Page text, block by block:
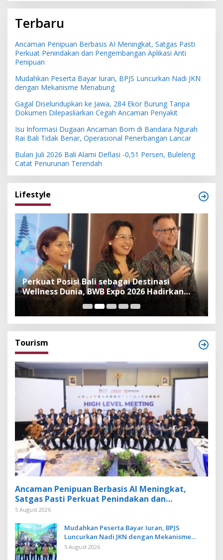
Terbaru
Ancaman Penipuan Berbasis AI Meningkat, Satgas Pasti
Perkuat Penindakan dan Pengembangan Aplikasi Anti
Penipuan
Mudahkan Peserta Bayar Iuran, BPJS Luncurkan Nadi JKN
dengan Mekanisme Menabung
Gagal Diselundupkan ke Jawa, 284 Ekor Burung Tanpa
Dokumen Dilepasliarkan Cegah Ancaman Penyakit
Isu Informasi Dugaan Ancaman Bom di Bandara Ngurah
Rai Bali Tidak Benar, Operasional Penerbangan Lancar
Bulan Juli 2026 Bali Alami Deflasi -0,51 Persen, Buleleng
Catat Penurunan Terendah
Lifestyle
Perkuat Posisi Bali sebagai Destinasi
Wellness Dunia, BWB Expo 2026 Hadirkan
Exhibitor Nasional dan Global
Tourism
Ancaman Penipuan Berbasis AI Meningkat,
Satgas Pasti Perkuat Penindakan dan
Pengembangan Aplikasi Anti Penipuan
5 August 2026
Mudahkan Peserta Bayar Iuran, BPJS
Luncurkan Nadi JKN dengan Mekanisme
Menabung
5 August 2026